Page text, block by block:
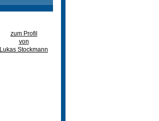
zum Profil
von
Lukas Stockmann